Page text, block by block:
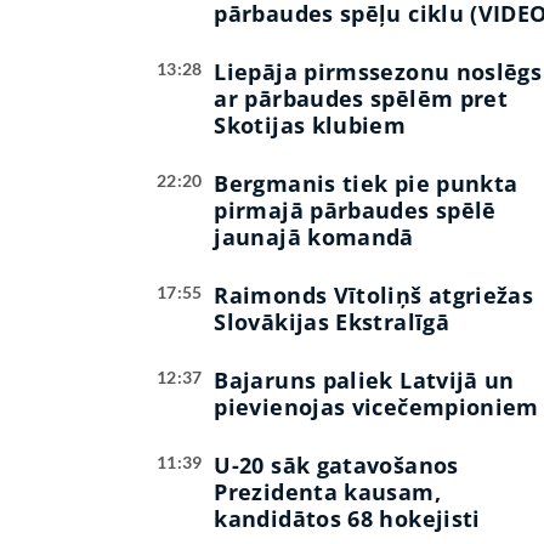
pārbaudes spēļu ciklu
13:28
Liepāja pirmssezonu noslēgs
ar pārbaudes spēlēm pret
Skotijas klubiem
22:20
Bergmanis tiek pie punkta
pirmajā pārbaudes spēlē
jaunajā komandā
17:55
Raimonds Vītoliņš atgriežas
Slovākijas Ekstralīgā
12:37
Bajaruns paliek Latvijā un
pievienojas vicečempioniem
11:39
U-20 sāk gatavošanos
Prezidenta kausam,
kandidātos 68 hokejisti